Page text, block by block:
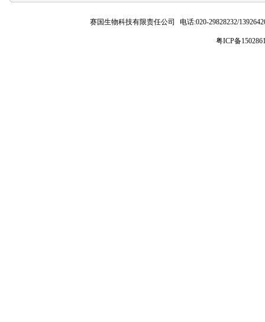
赛国生物科技有限责任公司 电话:020-29828232/
粤ICP备